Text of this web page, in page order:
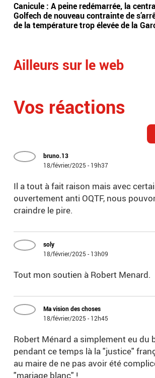
Canicule : A peine redémarrée, la
Golfech de nouveau contrainte de
de la température trop élevée de la
Ailleurs sur le web
Vos réactions
bruno.13
18/février/2025 - 19h37
Il a tout à fait raison mais avec
ouvertement anti OQTF, nous
craindre le pire.
soly
18/février/2025 - 13h09
Tout mon soutien à Robert Menard.
Ma vision des choses
18/février/2025 - 12h45
Robert Ménard a simplement eu du
pendant ce temps là la "justice"
au maire de ne pas avoir été
"mariage blanc" !